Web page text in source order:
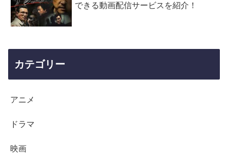
できる動画配信サービスを紹介！
カテゴリー
アニメ
ドラマ
映画